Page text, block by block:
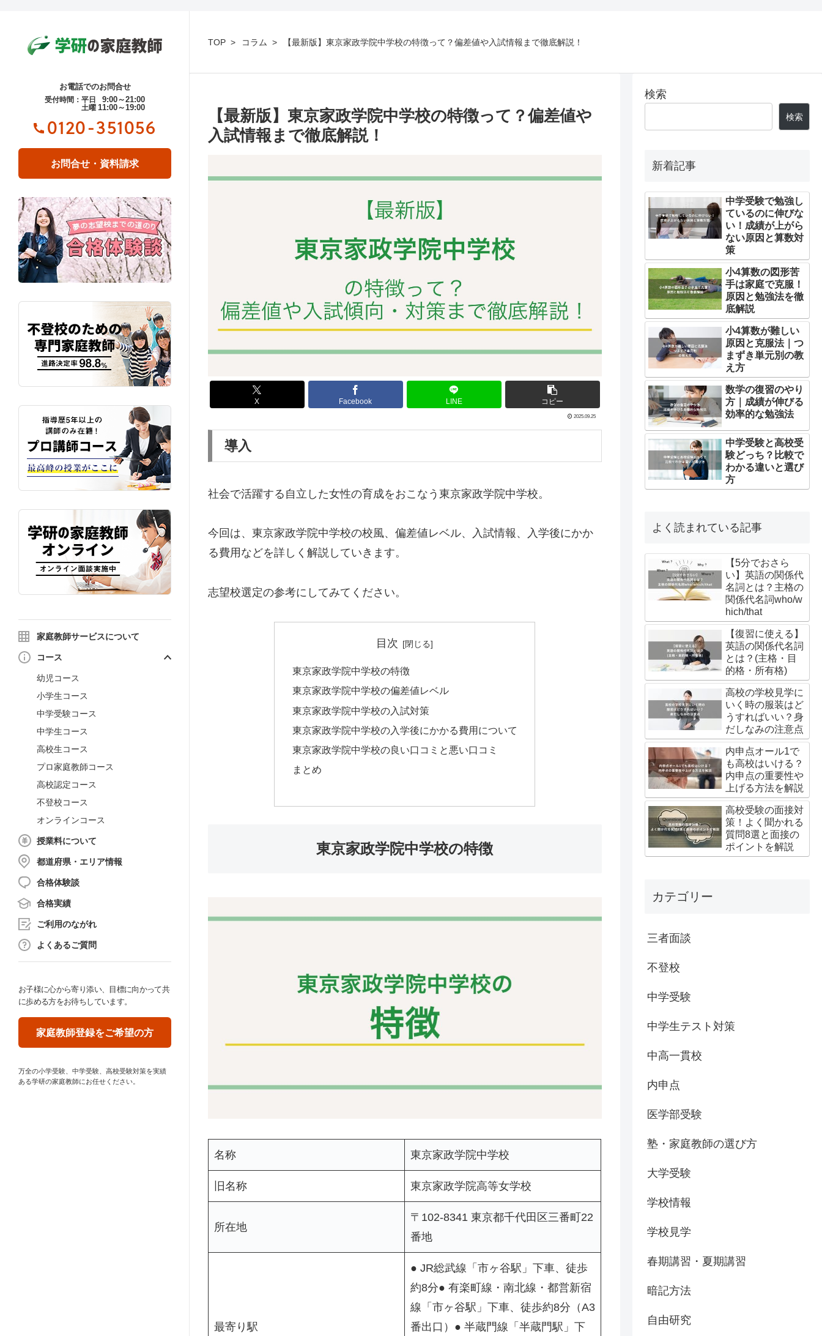
お電話でのお問合せ
受付時間：平日 9:00～21:00
土曜 11:00～19:00
0120-351056
お問合せ・資料請求
家庭教師サービスについて
コース
幼児コース
小学生コース
中学受験コース
中学生コース
高校生コース
プロ家庭教師コース
高校認定コース
不登校コース
オンラインコース
授業料について
都道府県・エリア情報
合格体験談
合格実績
ご利用のながれ
よくあるご質問
お子様に心から寄り添い、目標に向かって共
に歩める方をお待ちしています。
家庭教師登録をご希望の方
万全の小学受験、中学受験、高校受験対策を実績
ある学研の家庭教師にお任せください。
TOP コラム 【最新版】東京家政学院中学校の特徴って？偏差値や入試情報まで徹底解説！
【最新版】東京家政学院中学校の特徴って？偏差値や
入試情報まで徹底解説！
X Facebook LINE コピー
2025.09.25
導入
社会で活躍する自立した女性の育成をおこなう東京家政学院中学校。
今回は、東京家政学院中学校の校風、偏差値レベル、入試情報、入学後にかか
る費用などを詳しく解説していきます。
志望校選定の参考にしてみてください。
目次
東京家政学院中学校の特徴
東京家政学院中学校の偏差値レベル
東京家政学院中学校の入試対策
東京家政学院中学校の入学後にかかる費用について
東京家政学院中学校の良い口コミと悪い口コミ
まとめ
東京家政学院中学校の特徴
名称 東京家政学院中学校
旧名称 東京家政学院高等女学校
所在地
〒102-8341 東京都千代田区三番町22
番地
最寄り駅
● JR総武線「市ヶ谷駅」下車、徒歩
約8分● 有楽町線・南北線・都営新宿
線「市ヶ谷駅」下車、徒歩約8分（A3
番出口）● 半蔵門線「半蔵門駅」下
検索
検索
新着記事
中学受験で勉強し
ているのに伸びな
い！成績が上がら
ない原因と算数対
策
小4算数の図形苦
手は家庭で克服！
原因と勉強法を徹
底解説
小4算数が難しい
原因と克服法｜つ
まずき単元別の教
え方
数学の復習のやり
方｜成績が伸びる
効率的な勉強法
中学受験と高校受
験どっち？比較で
わかる違いと選び
方
よく読まれている記事
【5分でおさら
い】英語の関係代
名詞とは？主格の
関係代名詞who/w
hich/that
【復習に使える】
英語の関係代名詞
とは？(主格・目
的格・所有格)
高校の学校見学に
いく時の服装はど
うすればいい？身
だしなみの注意点
内申点オール1で
も高校はいける？
内申点の重要性や
上げる方法を解説
高校受験の面接対
策！よく聞かれる
質問8選と面接の
ポイントを解説
カテゴリー
三者面談
不登校
中学受験
中学生テスト対策
中高一貫校
内申点
医学部受験
塾・家庭教師の選び方
大学受験
学校情報
学校見学
春期講習・夏期講習
暗記方法
自由研究